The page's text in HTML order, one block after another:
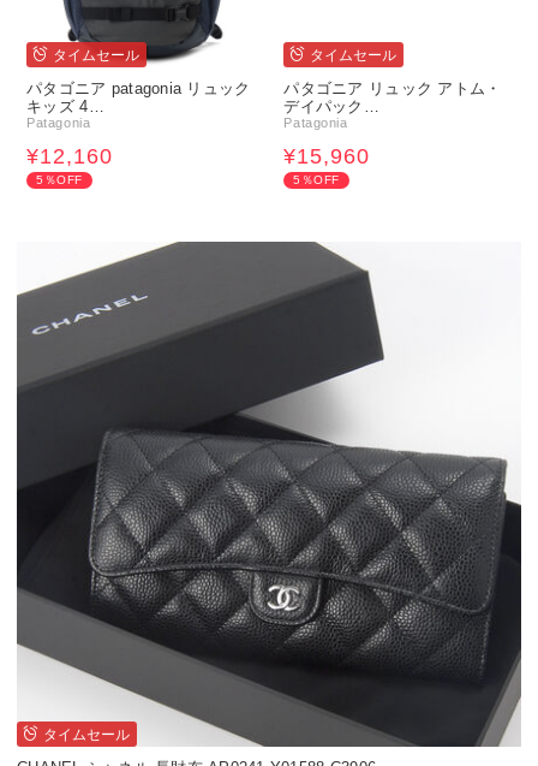
タイムセール
パタゴニア patagonia リュック
キッズ 4…
Patagonia
¥12,160
5％OFF
タイムセール
パタゴニア リュック アトム・
デイパック…
Patagonia
¥15,960
5％OFF
タイムセール